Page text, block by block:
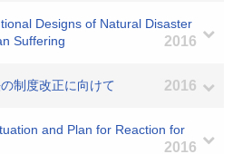
Designs of Natural Disaster
Suffering
2016
制度改正に向けて 2016
and Plan for Reaction for
2016